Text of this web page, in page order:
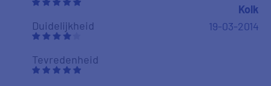
Duidelijkheid
Tevredenheid
Kolk
19-03-2014